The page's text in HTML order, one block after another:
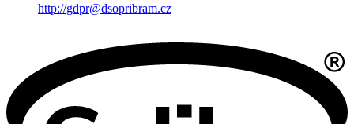
http://gdpr@dsopribram.cz